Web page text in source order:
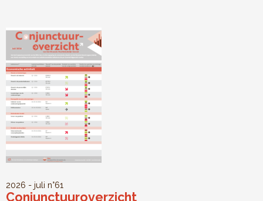
2026 - juli n°61
Conjunctuuroverzicht